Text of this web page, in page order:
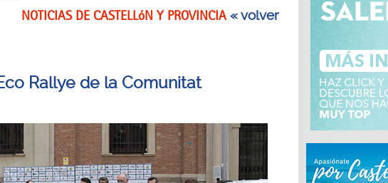
NOTICIAS DE CASTELLóN Y PROVINCIA« volver
Rallye de la Comunitat